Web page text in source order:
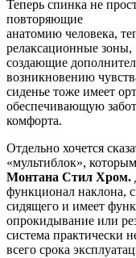
Теперь спинка не
повторяющие
анатомию человека,
релаксационные зоны,
создающие
возникновению
сиденье тоже имеет
обеспечивающую
комфорта.
Отдельно хочется
«мультиблок»,
Монтана Стил Хром.
функционал наклона,
сидящего и имеет
опрокидывание или
система практически
всего срока